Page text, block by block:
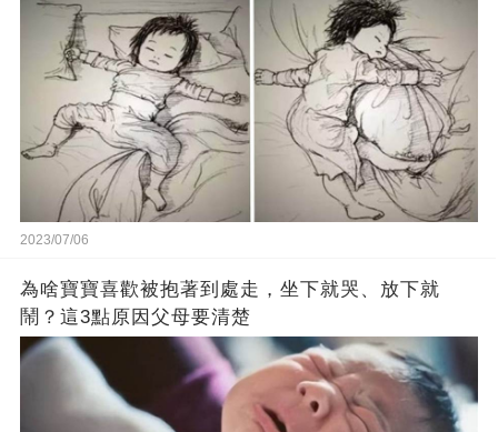
2023/07/06
為啥寶寶喜歡被抱著到處走，坐下就哭、放下就
鬧？這3點原因父母要清楚